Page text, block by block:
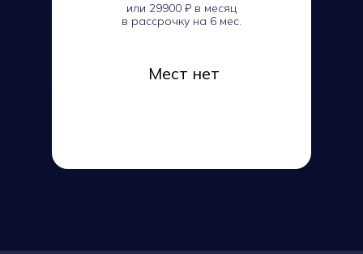
или 29900 ₽ в месяц
в рассрочку на 6 мес.
Мест нет